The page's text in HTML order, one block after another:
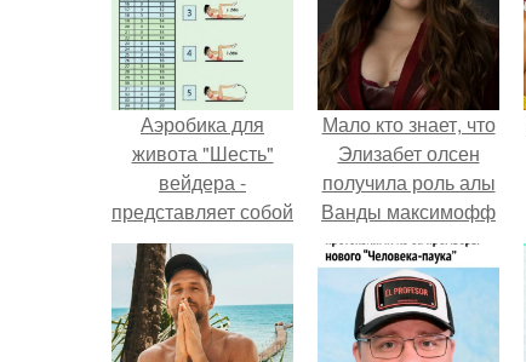
Аэробика для
живота "Шесть"
вейдера -
представляет собой
набор упражнений,
которые вызывают
сжигание жира в
области живота и
Мало кто знает, что
Элизабет олсен
получила роль алы
Ванды максимофф
не сразу.